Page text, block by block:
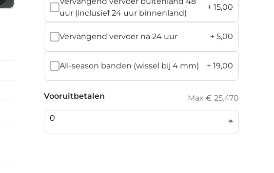
uur (inclusief 24 uur binnenland)
+ 15,00
Vervangend vervoer na 24 uur + 5,00
All-season banden (wissel bij 4 mm) + 19,00
Vooruitbetalen Max € 25.470